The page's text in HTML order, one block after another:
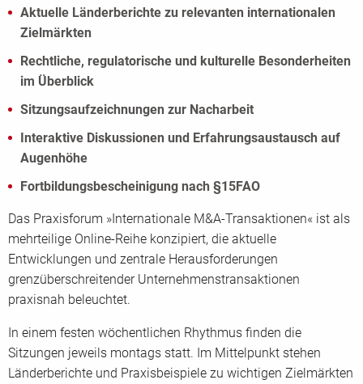
Aktuelle Länderberichte zu relevanten internationalen
Zielmärkten
Rechtliche, regulatorische und kulturelle Besonderheiten
im Überblick
Sitzungsaufzeichnungen zur Nacharbeit
Interaktive Diskussionen und Erfahrungsaustausch auf
Augenhöhe
Fortbildungsbescheinigung nach §15FAO
Das Praxisforum »Internationale M&A-Transaktionen« ist als
mehrteilige Online-Reihe konzipiert, die aktuelle
Entwicklungen und zentrale Herausforderungen
grenzüberschreitender Unternehmenstransaktionen
praxisnah beleuchtet.
In einem festen wöchentlichen Rhythmus finden die
Sitzungen jeweils montags statt. Im Mittelpunkt stehen
Länderberichte und Praxisbeispiele zu wichtigen Zielmärkten